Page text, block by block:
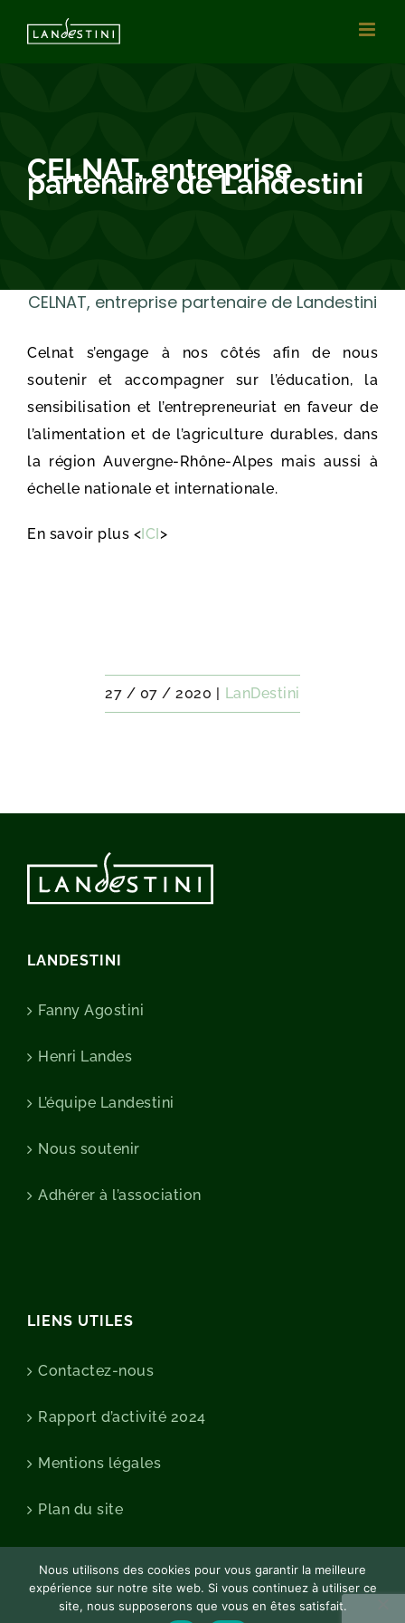
CELNAT, entreprise
partenaire de Landestini
CELNAT, entreprise partenaire de Landestini
Celnat s’engage à nos côtés afin de nous
soutenir et accompagner sur l’éducation, la
sensibilisation et l’entrepreneuriat en faveur de
l’alimentation et de l’agriculture durables, dans
la région Auvergne-Rhône-Alpes mais aussi à
échelle nationale et internationale.
En savoir plus <ICI>
27 / 07 / 2020 | LanDestini
LANDESTINI
Fanny Agostini
Henri Landes
L’équipe Landestini
Nous soutenir
Adhérer à l’association
LIENS UTILES
Contactez-nous
Rapport d’activité 2024
Mentions légales
Plan du site
Nous utilisons des cookies pour vous garantir la meilleure
expérience sur notre site web. Si vous continuez à utiliser ce
site, nous supposerons que vous en êtes satisfait.